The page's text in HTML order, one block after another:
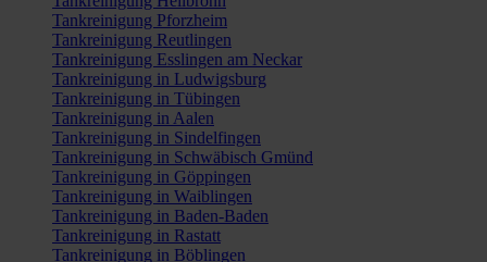
Tankreinigung Pforzheim
Tankreinigung Reutlingen
Tankreinigung Esslingen am Neckar
Tankreinigung in Ludwigsburg
Tankreinigung in Tübingen
Tankreinigung in Aalen
Tankreinigung in Sindelfingen
Tankreinigung in Schwäbisch Gmünd
Tankreinigung in Göppingen
Tankreinigung in Waiblingen
Tankreinigung in Baden-Baden
Tankreinigung in Rastatt
Tankreinigung in Böblingen